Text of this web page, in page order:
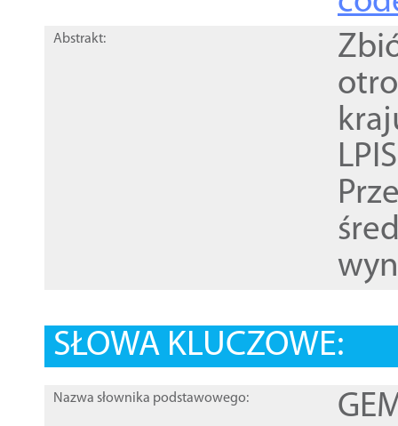
Abstrakt:
SŁOWA KLUCZOWE:
Nazwa słownika podstawowego: